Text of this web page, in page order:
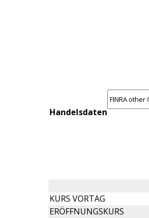
Handelsdaten
KURS VORTAG
ERÖFFNUNGSKURS